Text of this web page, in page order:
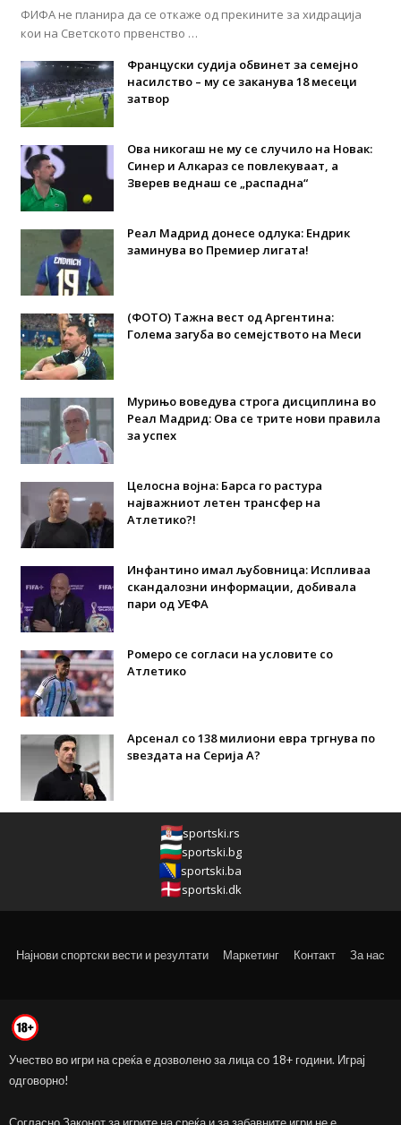
ФИФА не планира да се откаже од прекините за хидрација
кои на Светското првенство …
Француски судија обвинет за семејно
насилство – му се заканува 18 месеци
затвор
Ова никогаш не му се случило на Новак:
Синер и Алкараз се повлекуваат, а
Зверев веднаш се „распадна“
Реал Мадрид донесе одлука: Eндрик
заминува во Премиер лигата!
(ФОТО) Тажна вест од Аргентина:
Голема загуба во семејството на Меси
Мурињо воведува строга дисциплина во
Реал Мадрид: Ова се трите нови правила
за успех
Целосна војна: Барса го растура
најважниот летен трансфер на
Атлетико?!
Инфантино имал љубовница: Испливаа
скандалозни информации, добивала
пари од УЕФА
Ромеро се согласи на условите со
Атлетико
Арсенал со 138 милиони евра тргнува по
ѕвездата на Серија А?
sportski.rs
sportski.bg
sportski.ba
sportski.dk
Најнови спортски вести и резултати Маркетинг Контакт За нас
Учество во игри на среќа е дозволено за лица со 18+ години. Играј
одговорно!
Согласно Законот за игрите на среќа и за забавните игри не е